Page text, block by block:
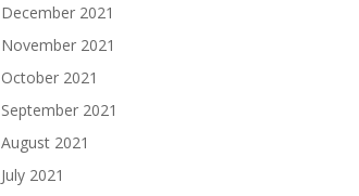
December 2021
November 2021
October 2021
September 2021
August 2021
July 2021